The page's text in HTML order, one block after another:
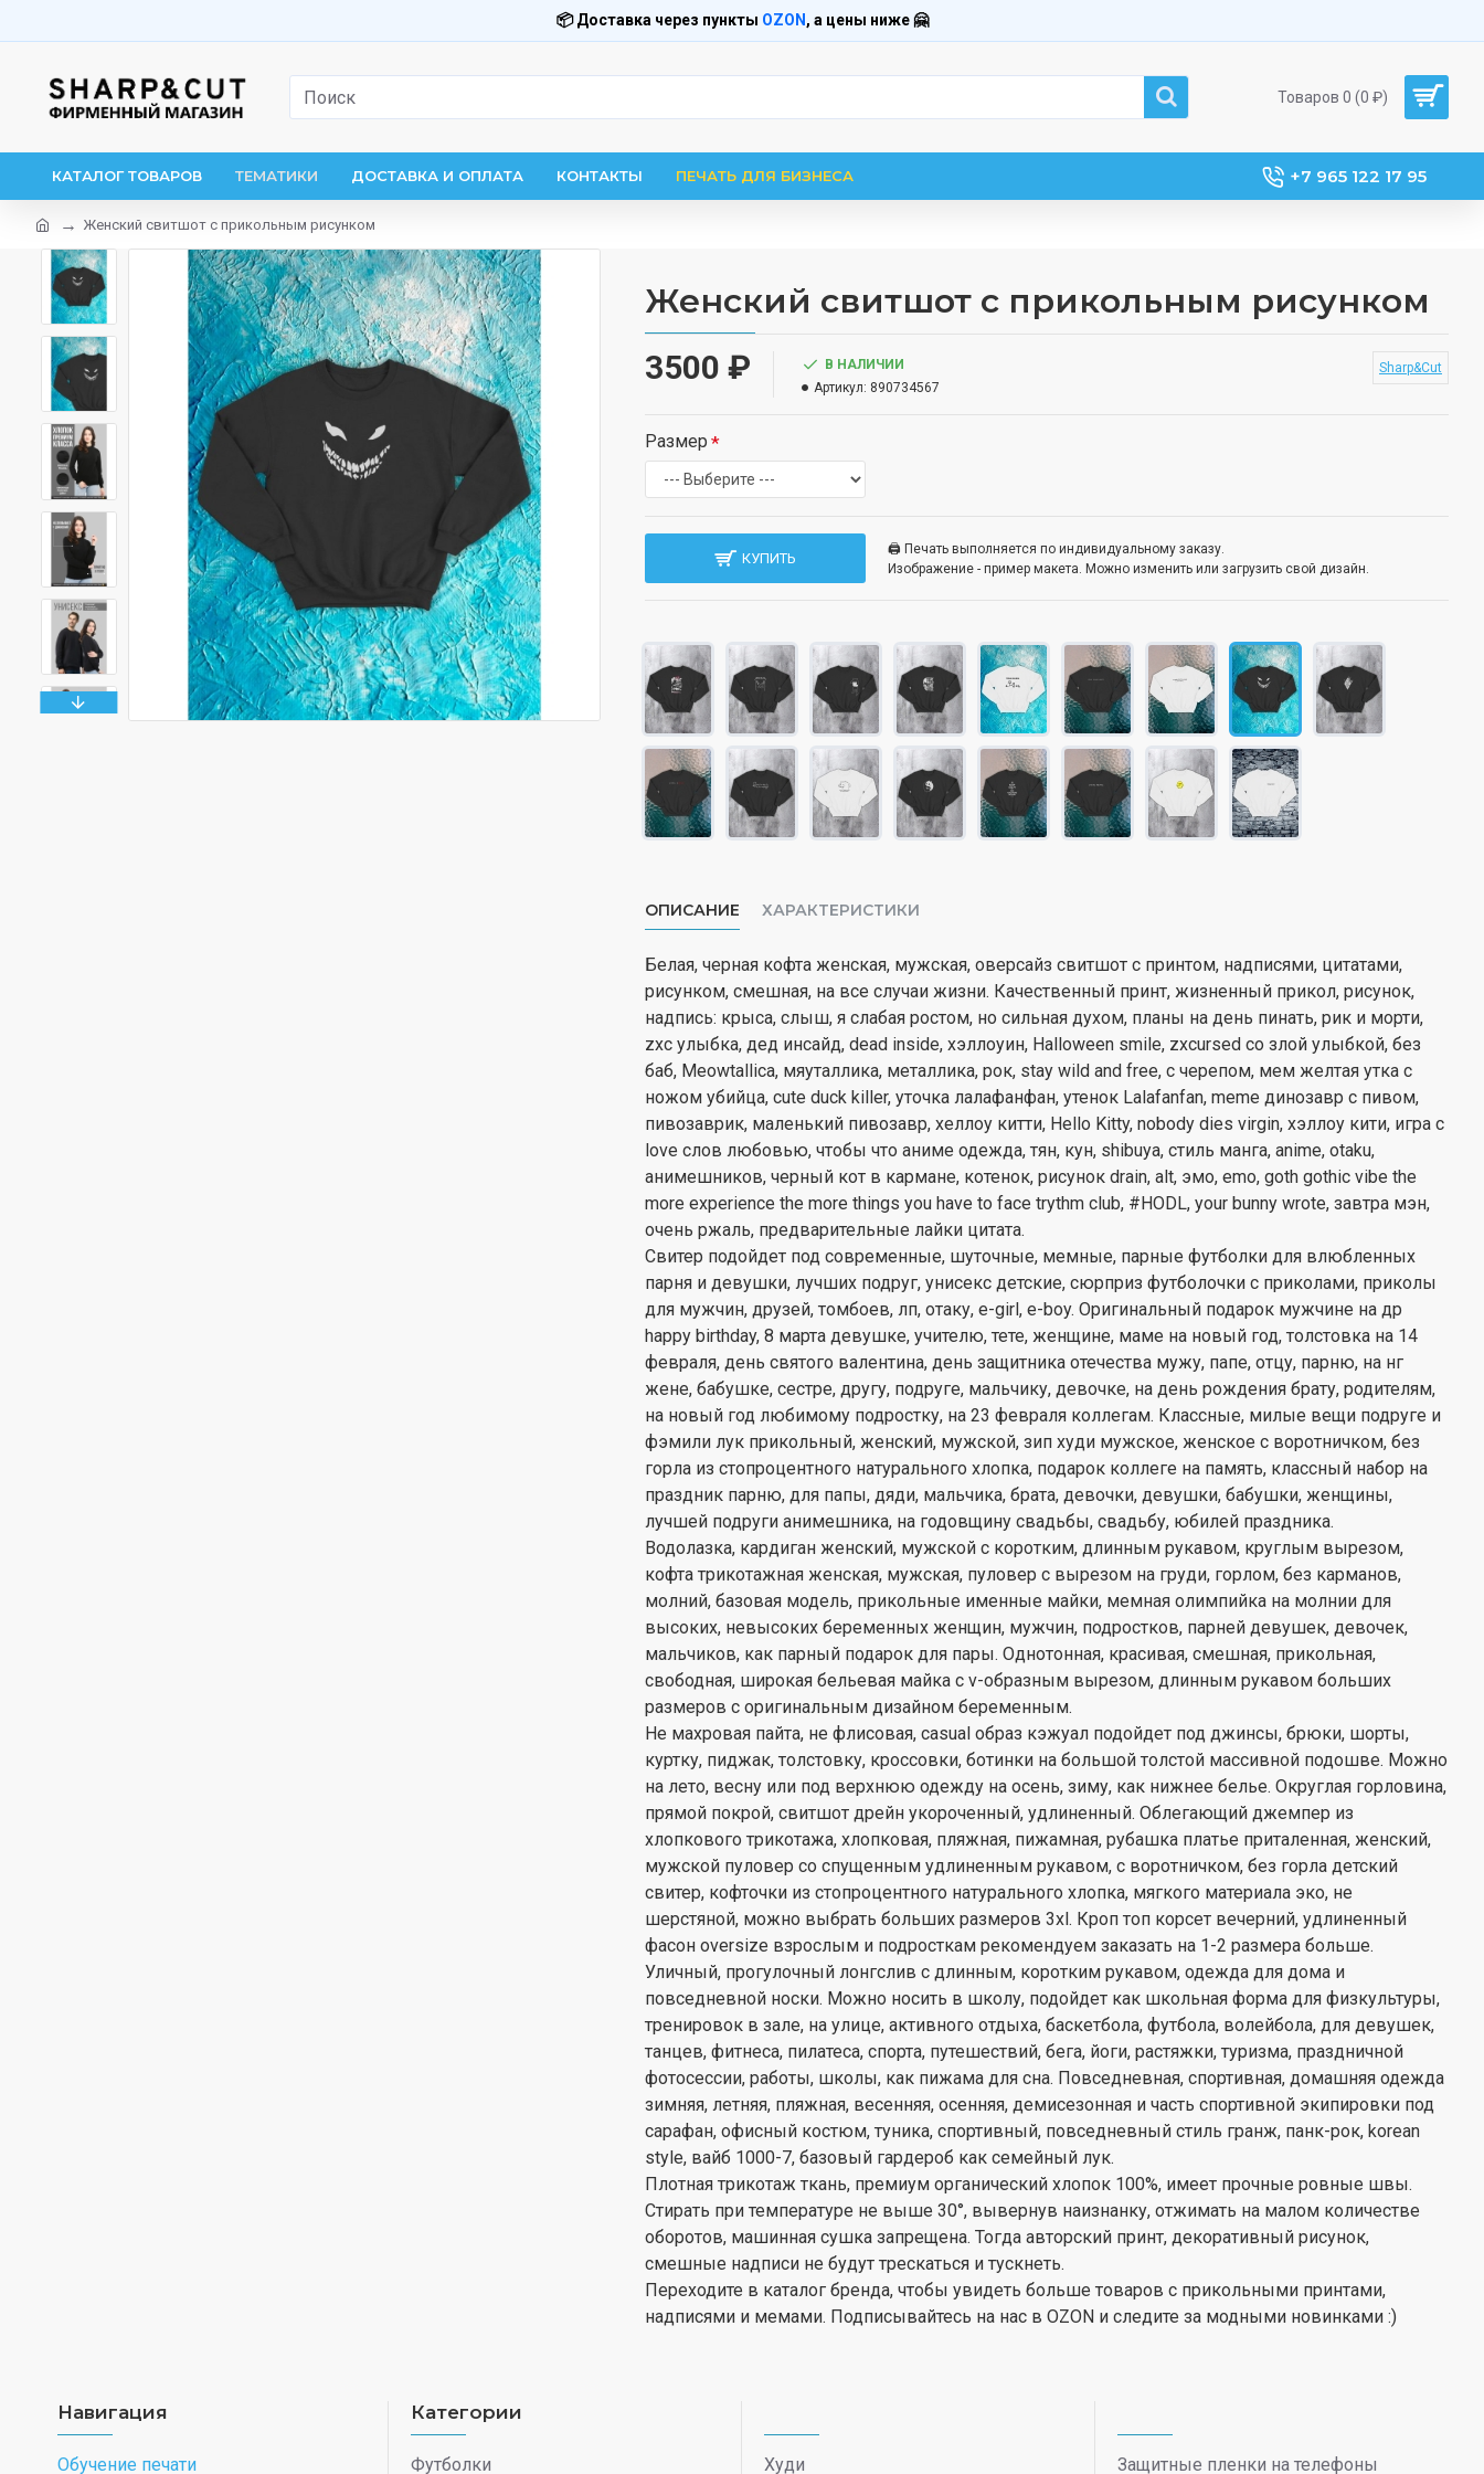
📦 Доставка через пункты OZON , а цены ниже 🤗
Товаров 0 (0 ₽)
КАТАЛОГ ТОВАРОВ ТЕМАТИКИ ДОСТАВКА И ОПЛАТА КОНТАКТЫ ПЕЧАТЬ ДЛЯ БИЗНЕСА +7 965 122 17 95
Женский свитшот с прикольным рисунком
Женский свитшот с прикольным рисунком
3500 ₽
В НАЛИЧИИ
Артикул: 890734567
Sharp&Cut
Размер
КУПИТЬ
🖨️ Печать выполняется по индивидуальному заказу.
Изображение - пример макета. Можно изменить или загрузить свой дизайн.
ОПИСАНИЕ ХАРАКТЕРИСТИКИ
Белая, черная кофта женская, мужская, оверсайз свитшот с принтом, надписями, цитатами,
рисунком, смешная, на все случаи жизни. Качественный принт, жизненный прикол, рисунок,
надпись: крыса, слыш, я слабая ростом, но сильная духом, планы на день пинать, рик и морти,
zxc улыбка, дед инсайд, dead inside, хэллоуин, Halloween smile, zxcursed со злой улыбкой, без
баб, Meowtallica, мяуталлика, металлика, рок, stay wild and free, с черепом, мем желтая утка с
ножом убийца, cute duck killer, уточка лалафанфан, утенок Lalafanfan, meme динозавр с пивом,
пивозаврик, маленький пивозавр, хеллоу китти, Hello Kitty, nobody dies virgin, хэллоу кити, игра с
love слов любовью, чтобы что аниме одежда, тян, кун, shibuya, стиль манга, anime, otaku,
анимешников, черный кот в кармане, котенок, рисунок drain, alt, эмо, emo, goth gothic vibe the
more experience the more things you have to face trythm club, #HODL, your bunny wrote, завтра мэн,
очень ржаль, предварительные лайки цитата.
Свитер подойдет под современные, шуточные, мемные, парные футболки для влюбленных
парня и девушки, лучших подруг, унисекс детские, сюрприз футболочки с приколами, приколы
для мужчин, друзей, томбоев, лп, отаку, e-girl, e-boy. Оригинальный подарок мужчине на др
happy birthday, 8 марта девушке, учителю, тете, женщине, маме на новый год, толстовка на 14
февраля, день святого валентина, день защитника отечества мужу, папе, отцу, парню, на нг
жене, бабушке, сестре, другу, подруге, мальчику, девочке, на день рождения брату, родителям,
на новый год любимому подростку, на 23 февраля коллегам. Классные, милые вещи подруге и
фэмили лук прикольный, женский, мужской, зип худи мужское, женское с воротничком, без
горла из стопроцентного натурального хлопка, подарок коллеге на память, классный набор на
праздник парню, для папы, дяди, мальчика, брата, девочки, девушки, бабушки, женщины,
лучшей подруги анимешника, на годовщину свадьбы, свадьбу, юбилей праздника.
Водолазка, кардиган женский, мужской с коротким, длинным рукавом, круглым вырезом,
кофта трикотажная женская, мужская, пуловер с вырезом на груди, горлом, без карманов,
молний, базовая модель, прикольные именные майки, мемная олимпийка на молнии для
высоких, невысоких беременных женщин, мужчин, подростков, парней девушек, девочек,
мальчиков, как парный подарок для пары. Однотонная, красивая, смешная, прикольная,
свободная, широкая бельевая майка с v-образным вырезом, длинным рукавом больших
размеров с оригинальным дизайном беременным.
Не махровая пайта, не флисовая, casual образ кэжуал подойдет под джинсы, брюки, шорты,
куртку, пиджак, толстовку, кроссовки, ботинки на большой толстой массивной подошве. Можно
на лето, весну или под верхнюю одежду на осень, зиму, как нижнее белье. Округлая горловина,
прямой покрой, свитшот дрейн укороченный, удлиненный. Облегающий джемпер из
хлопкового трикотажа, хлопковая, пляжная, пижамная, рубашка платье приталенная, женский,
мужской пуловер со спущенным удлиненным рукавом, с воротничком, без горла детский
свитер, кофточки из стопроцентного натурального хлопка, мягкого материала эко, не
шерстяной, можно выбрать больших размеров 3xl. Кроп топ корсет вечерний, удлиненный
фасон oversize взрослым и подросткам рекомендуем заказать на 1-2 размера больше.
Уличный, прогулочный лонгслив с длинным, коротким рукавом, одежда для дома и
повседневной носки. Можно носить в школу, подойдет как школьная форма для физкультуры,
тренировок в зале, на улице, активного отдыха, баскетбола, футбола, волейбола, для девушек,
танцев, фитнеса, пилатеса, спорта, путешествий, бега, йоги, растяжки, туризма, праздничной
фотосессии, работы, школы, как пижама для сна. Повседневная, спортивная, домашняя одежда
зимняя, летняя, пляжная, весенняя, осенняя, демисезонная и часть спортивной экипировки под
сарафан, офисный костюм, туника, спортивный, повседневный стиль гранж, панк-рок, korean
style, вайб 1000-7, базовый гардероб как семейный лук.
Плотная трикотаж ткань, премиум органический хлопок 100%, имеет прочные ровные швы.
Стирать при температуре не выше 30°, вывернув наизнанку, отжимать на малом количестве
оборотов, машинная сушка запрещена. Тогда авторский принт, декоративный рисунок,
смешные надписи не будут трескаться и тускнеть.
Переходите в каталог бренда, чтобы увидеть больше товаров с прикольными принтами,
надписями и мемами. Подписывайтесь на нас в OZON и следите за модными новинками :)
Навигация
Обучение печати
Категории
Футболки Худи Защитные пленки на телефоны